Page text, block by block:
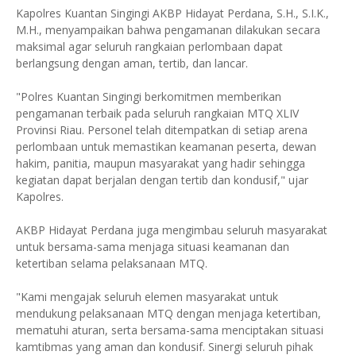
Kapolres Kuantan Singingi AKBP Hidayat Perdana, S.H., S.I.K.,
M.H., menyampaikan bahwa pengamanan dilakukan secara
maksimal agar seluruh rangkaian perlombaan dapat
berlangsung dengan aman, tertib, dan lancar.
"Polres Kuantan Singingi berkomitmen memberikan
pengamanan terbaik pada seluruh rangkaian MTQ XLIV
Provinsi Riau. Personel telah ditempatkan di setiap arena
perlombaan untuk memastikan keamanan peserta, dewan
hakim, panitia, maupun masyarakat yang hadir sehingga
kegiatan dapat berjalan dengan tertib dan kondusif," ujar
Kapolres.
AKBP Hidayat Perdana juga mengimbau seluruh masyarakat
untuk bersama-sama menjaga situasi keamanan dan
ketertiban selama pelaksanaan MTQ.
"Kami mengajak seluruh elemen masyarakat untuk
mendukung pelaksanaan MTQ dengan menjaga ketertiban,
mematuhi aturan, serta bersama-sama menciptakan situasi
kamtibmas yang aman dan kondusif. Sinergi seluruh pihak